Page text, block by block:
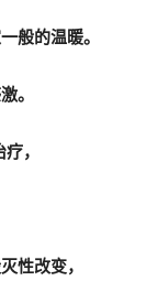
般的温暖。
。
，
性改变，